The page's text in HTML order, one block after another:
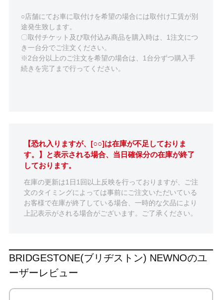
○店舗にてお車に取付けを希望の場合には取付け工賃が別
途発生致します。
〇取付チケット及び取付込み商品を購入時は、1注文につ
き一台分でご注文ください。
※2台分以上のご注文を希望の場合は、1台分ずつ購入手
続きを完了まで行ってください。
【恐れ入りますが、[○○]は在庫が不足しておりま
す。】と表示される場合、当日確保分の在庫が終了
しております。
在庫の更新は1日1回以上反映を行っておりますが、ご注
文のタイミングによっては事前にご注文いただいている
お客様で在庫が終了している場合、一時的な欠品により
上記表示がされる場合がございます。ご了承ください。
BRIDGESTONE(ブリヂストン) NEWNOのユ
ーザーレビュー